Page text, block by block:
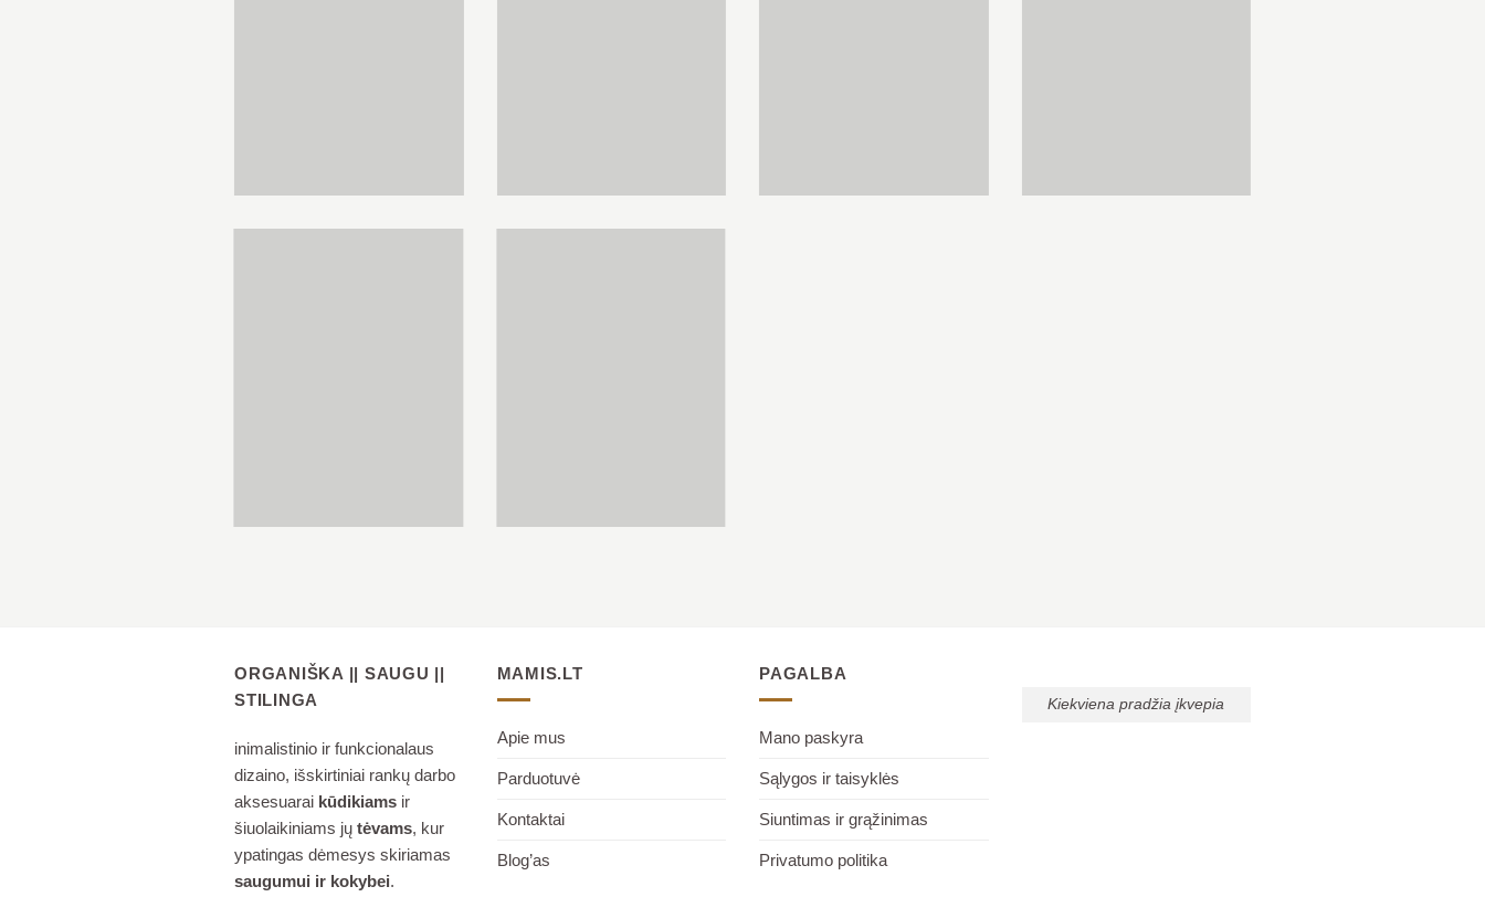
ORGANIŠKA || SAUGU ||
STILINGA
inimalistinio ir funkcionalaus
dizaino, išskirtiniai rankų darbo
aksesuarai kūdikiams ir
šiuolaikiniams jų tėvams, kur
ypatingas dėmesys skiriamas
saugumui ir kokybei.
MAMIS.LT
Apie mus
Parduotuvė
Kontaktai
Blog’as
PAGALBA
Mano paskyra
Sąlygos ir taisyklės
Siuntimas ir grąžinimas
Privatumo politika
Kiekviena pradžia įkvepia